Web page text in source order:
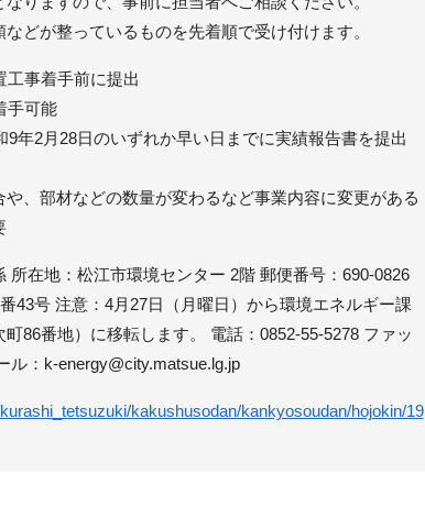
どが整っているものを先着順で受け付けます。
工事着手前に提出
手可能
9年2月28日のいずれか早い日までに実績報告書を提出
、部材などの数量が変わるなど事業内容に変更がある
所在地：松江市環境センター 2階 郵便番号：690-0826
43号 注意：4月27日（月曜日）から環境エネルギー課
86番地）に移転します。 電話：0852-55-5278 ファッ
ル：k-energy@city.matsue.lg.jp
kakushusodan/kankyosoudan/hojokin/19